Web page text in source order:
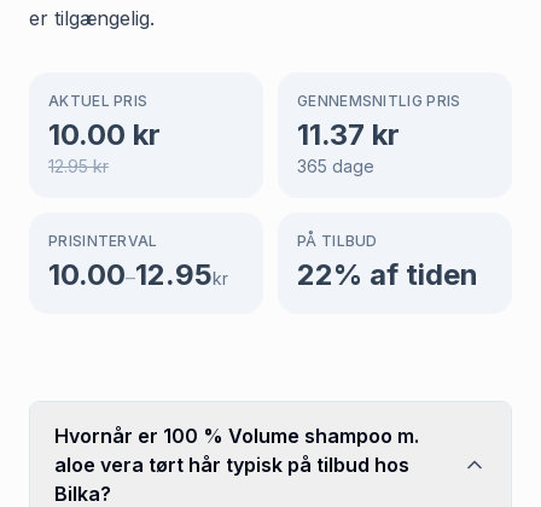
er tilgængelig.
AKTUEL PRIS
10.00 kr
12.95kr
GENNEMSNITLIG PRIS
11.37 kr
365 dage
PRISINTERVAL
10.00–12.95kr
PÅ TILBUD
22% af tiden
Hvornår er 100 % Volume shampoo m.
aloe vera tørt hår typisk på tilbud hos
Bilka?